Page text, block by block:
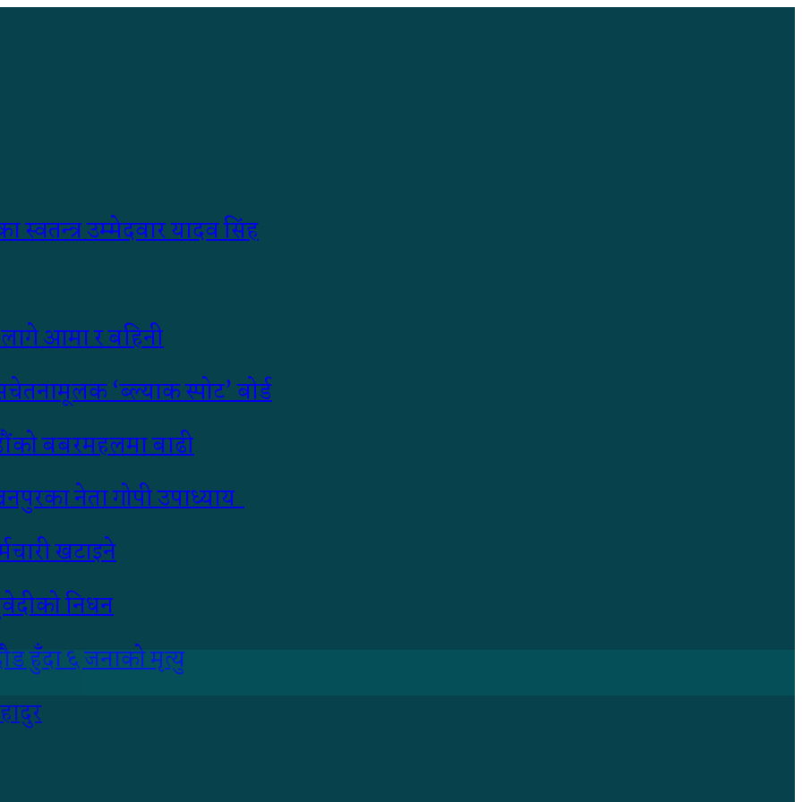
स्वतन्त्र उम्मेदवार यादव सिंह
आमा र बहिनी
‘ब्ल्याक स्पोट’ बोर्ड
बबरमहलमा बाढी
नेता गोपी उपाध्याय
खटाइने
निधन
हुँदा ६ जनाको मृत्यु